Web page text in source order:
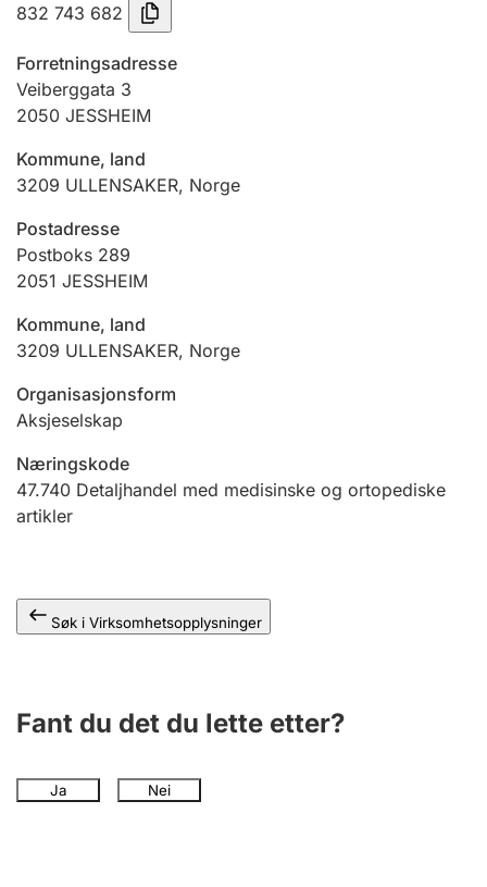
Jeger
Ektepaktveileder
Andre tema
832 743 682
Forretningsadresse
Veiberggata 3
2050 JESSHEIM
Kommune, land
3209 ULLENSAKER, Norge
Postadresse
Postboks 289
2051 JESSHEIM
Kommune, land
3209 ULLENSAKER, Norge
Organisasjonsform
Aksjeselskap
Næringskode
47.740 Detaljhandel med medisinske og ortopediske
artikler
Søk i Virksomhetsopplysninger
Fant du det du lette etter?
Ja Nei